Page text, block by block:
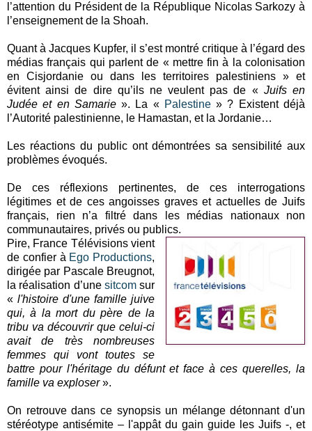
l’attention du Président de la République Nicolas Sarkozy à
l’enseignement de la Shoah.
Quant à Jacques Kupfer, il s’est montré critique à l’égard des
médias français qui parlent de « mettre fin à la colonisation
en Cisjordanie ou dans les territoires palestiniens » et
évitent ainsi de dire qu’ils ne veulent pas de « Juifs en
Judée et en Samarie». La « Palestine» ? Existent déjà
l’Autorité palestinienne, le Hamastan, et la Jordanie…
Les réactions du public ont démontrées sa sensibilité aux
problèmes évoqués.
De ces réflexions pertinentes, de ces interrogations
légitimes et de ces angoisses graves et actuelles de Juifs
français, rien n’a filtré dans les médias nationaux non
communautaires, privés ou publics.
Pire, France Télévisions vient
de confier à Ego Productions,
dirigée par Pascale Breugnot,
la réalisation d’une sitcomsur
«l'histoire d'une famille juive
qui, à la mort du père de la
tribu va découvrir que celui-ci
avait de très nombreuses
femmes qui vont toutes se
battre pour l'héritage du défunt et face à ces querelles, la
famille va exploser».
On retrouve dans ce synopsis un mélange détonnant d'un
stéréotype antisémite – l'appât du gain guide les Juifs -, et